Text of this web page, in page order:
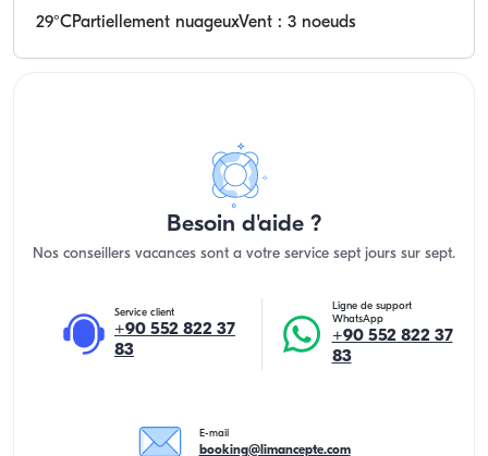
29°CPartiellement nuageuxVent : 3 noeuds
Besoin d'aide ?
Nos conseillers vacances sont a votre service sept jours sur sept.
Service client
+90 552 822 37
83
Ligne de support
WhatsApp
+90 552 822 37
83
E-mail
booking@limancepte.com